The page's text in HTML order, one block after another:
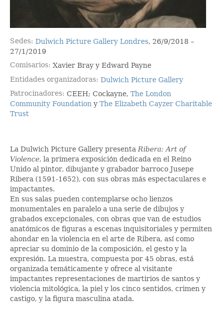
Sedes Dulwich Picture Gallery Londres, 26/9/2018 –
27/1/2019
Comisarios Xavier Bray y Edward Payne
Entidades organizadoras Dulwich Picture Gallery
Patrocinadores CEEH; Cockayne, The London
Community Foundation y The Elizabeth Cayzer Charitable
Trust
La Dulwich Picture Gallery presenta Ribera: Art of
Violence, la primera exposición dedicada en el Reino
Unido al pintor, dibujante y grabador barroco Jusepe
Ribera (1591-1652), con sus obras más espectaculares e
impactantes.
En sus salas pueden contemplarse ocho lienzos
monumentales en paralelo a una serie de dibujos y
grabados excepcionales, con obras que van de estudios
anatómicos de figuras a escenas inquisitoriales y permiten
ahondar en la violencia en el arte de Ribera, así como
apreciar su dominio de la composición, el gesto y la
expresión. La muestra, compuesta por 45 obras, está
organizada temáticamente y ofrece al visitante
impactantes representaciones de martirios de santos y
violencia mitológica, la piel y los cinco sentidos, crimen y
castigo, y la figura masculina atada.